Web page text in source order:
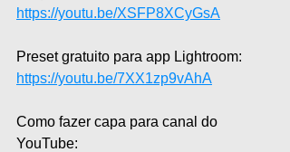
https://youtu.be/XSFP8XCyGsA
Preset gratuito para app Lightroom:
https://youtu.be/7XX1zp9vAhA
Como fazer capa para canal do
YouTube: